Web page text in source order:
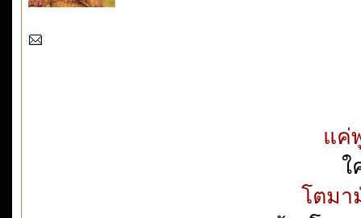
แค่
ใ
โตมา